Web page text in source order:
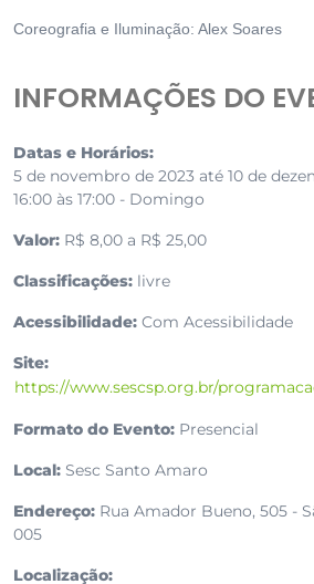
Coreografia e Iluminação: Alex Soares
INFORMAÇÕES DO
Datas e Horários:
5 de novembro de 2023 até 10 de
16:00 às 17:00 - Domingo
Valor: R$ 8,00 a R$ 25,00
Classificações: livre
Acessibilidade: Com Acessibilidade
Site:
https://www.sescsp.org.br/
Formato do Evento: Presencial
Local: Sesc Santo Amaro
Endereço: Rua Amador Bueno, 505 -
005
Localização: